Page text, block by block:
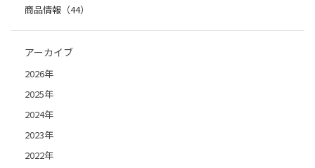
商品情報（44）
アーカイブ
2026年
2025年
2024年
2023年
2022年